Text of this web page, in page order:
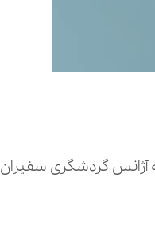
آژانس گردشگری سفیران